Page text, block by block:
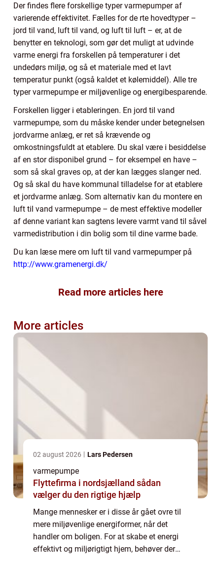
Der findes flere forskellige typer varmepumper af
varierende effektivitet. Fælles for de rte hovedtyper –
jord til vand, luft til vand, og luft til luft – er, at de
benytter en teknologi, som gør det muligt at udvinde
varme energi fra forskellen på temperaturer i det
undedørs miljø, og så et materiale med et lavt
temperatur punkt (også kaldet et kølemiddel). Alle tre
typer varmepumpe er miljøvenlige og energibesparende.
Forskellen ligger i etableringen. En jord til vand
varmepumpe, som du måske kender under betegnelsen
jordvarme anlæg, er ret så krævende og
omkostningsfuldt at etablere. Du skal være i besiddelse
af en stor disponibel grund – for eksempel en have –
som så skal graves op, at der kan lægges slanger ned.
Og så skal du have kommunal tilladelse for at etablere
et jordvarme anlæg. Som alternativ kan du montere en
luft til vand varmepumpe – de mest effektive modeller
af denne variant kan sagtens levere varmt vand til såvel
varmedistribution i din bolig som til dine varme bade.
Du kan læse mere om luft til vand varmepumper på
http://www.gramenergi.dk/
Read more articles here
More articles
02 august 2026 Lars Pedersen
varmepumpe
Flyttefirma i nordsjælland sådan
vælger du den rigtige hjælp
Mange mennesker er i disse år gået ovre til
mere miljøvenlige energiformer, når det
handler om boligen. For at skabe et energi
effektivt og miljørigtigt hjem, behøver der